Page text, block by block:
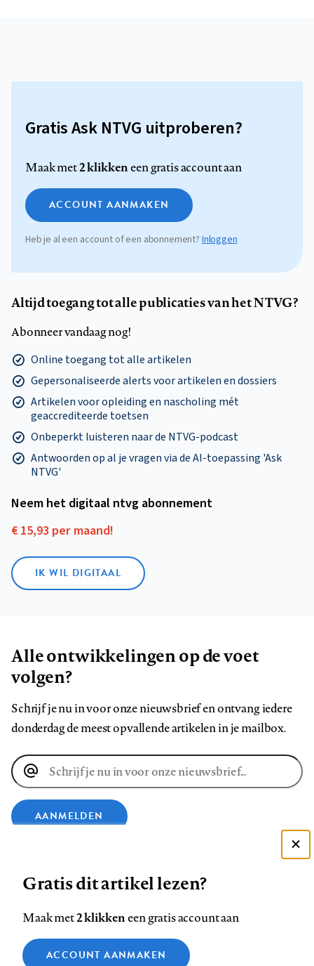
Gratis Ask NTVG uitproberen?
Maak met2 klikkeneen gratis account aan
ACCOUNT AANMAKEN
Heb je al een account of een abonnement?Inloggen
Altijd toegang tot alle publicaties van het NTVG?
Abonneer vandaag nog!
Online toegang tot alle artikelen
Gepersonaliseerde alerts voor artikelen en dossiers
Artikelen voor opleiding en nascholing mét
geaccrediteerde toetsen
Onbeperkt luisteren naar de NTVG-podcast
Antwoorden op al je vragen via de AI-toepassing 'Ask
NTVG'
Neem het digitaal ntvg abonnement
€ 15,93 per maand!
IK WIL DIGITAAL
Alle ontwikkelingen op de voet
volgen?
Schrijf je nu in voor onze nieuwsbrief en ontvang iedere
donderdag de meest opvallende artikelen in je mailbox.
E-
mailadres
AANMELDEN
op
op
op
ons
op
Contact Colofon Disclaimer Privacy
Zie onze cookie policy
Gratis dit artikel lezen?
Maak met2 klikkeneen gratis account aan
ACCOUNT AANMAKEN